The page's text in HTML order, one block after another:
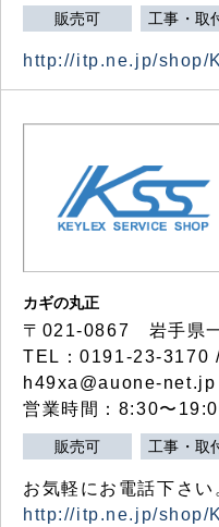
販売可 工事・取
http://itp.ne.jp/shop/
カギの丸正
〒021-0867 岩手県
TEL：0191-23-3170
h49xa@auone-net.jp
営業時間：8:30〜
販売可 工事・取
お気軽にお電話下さい
http://itp.ne.jp/shop/